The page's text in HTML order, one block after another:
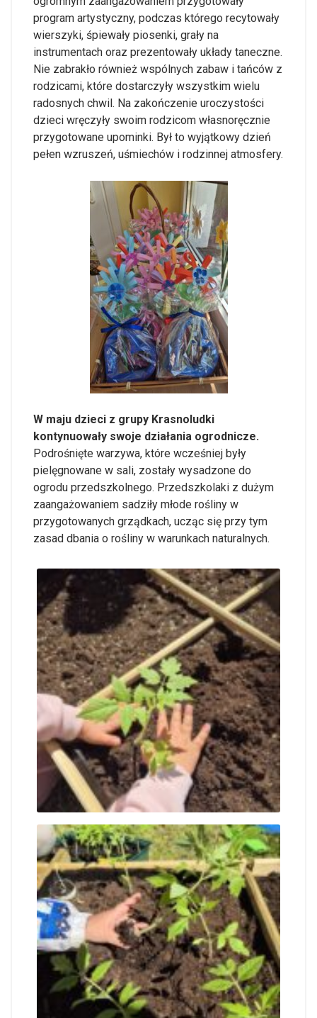
program artystyczny, podczas którego recytowały
wierszyki, śpiewały piosenki, grały na
instrumentach oraz prezentowały układy taneczne.
Nie zabrakło również wspólnych zabaw i tańców z
rodzicami, które dostarczyły wszystkim wielu
radosnych chwil. Na zakończenie uroczystości
dzieci wręczyły swoim rodzicom własnoręcznie
przygotowane upominki. Był to wyjątkowy dzień
pełen wzruszeń, uśmiechów i rodzinnej atmosfery.
W maju dzieci z grupy Krasnoludki
kontynuowały swoje działania ogrodnicze.
Podrośnięte warzywa, które wcześniej były
pielęgnowane w sali, zostały wysadzone do
ogrodu przedszkolnego. Przedszkolaki z dużym
zaangażowaniem sadziły młode rośliny w
przygotowanych grządkach, ucząc się przy tym
zasad dbania o rośliny w warunkach naturalnych.